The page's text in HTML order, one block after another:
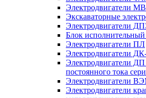
Электродвигатели
Экскаваторные
Электродвигатели
Блок
Электродвигатели ПЛ
Электродвигатели
Электродвигатели ДП
постоянного тока
Электродвигатели
Электродвигатели